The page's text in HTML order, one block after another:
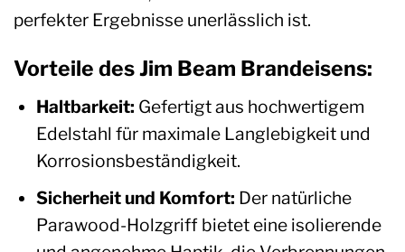
perfekter Ergebnisse unerlässlich ist.
Vorteile des Jim Beam Brandeisens:
Haltbarkeit: Gefertigt aus hochwertigem
Edelstahl für maximale Langlebigkeit und
Korrosionsbeständigkeit.
Sicherheit und Komfort: Der natürliche
Parawood-Holzgriff bietet eine isolierende